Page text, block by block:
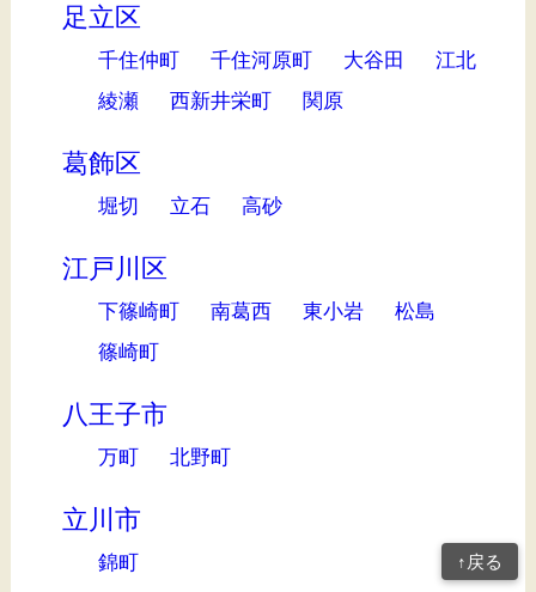
足立区
千住仲町 千住河原町 大谷田
江北
綾瀬
西新井栄町 関原
葛飾区
堀切 立石 高砂
江戸川区
下篠崎町 南葛西 東小岩
松島
篠崎町
八王子市
万町 北野町
立川市
錦町 ↑戻る